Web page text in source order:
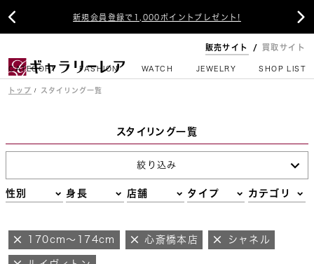
新規会員登録で1,000ポイントプレゼント!
 
販売サイト 買取サイト
CATEGORY FASHION WATCH JEWELRY SHOP LIST
トップ スタイリング一覧
スタイリング一覧
絞り込み
性別 身長 店舗 タイプ カテゴリ
170cm～174cm 心斎橋本店 シャネル